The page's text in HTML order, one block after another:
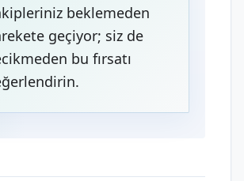
beklemeden
geçiyor; siz de
bu fırsatı